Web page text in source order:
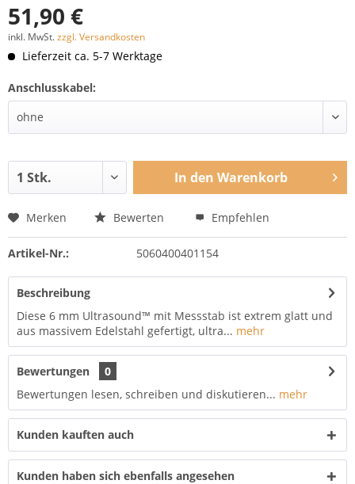
51,90 €
inkl. MwSt.zzgl. Versandkosten
Lieferzeit ca. 5-7 Werktage
Anschlusskabel:
In den Warenkorb
Merken Bewerten Empfehlen
Artikel-Nr.: 5060400401154
Beschreibung
Diese 6 mm Ultrasound™ mit Messstab ist extrem glatt und
aus massivem Edelstahl gefertigt, ultra... mehr
Bewertungen
0
Bewertungen lesen, schreiben und diskutieren... mehr
Kunden kauften auch
Kunden haben sich ebenfalls angesehen